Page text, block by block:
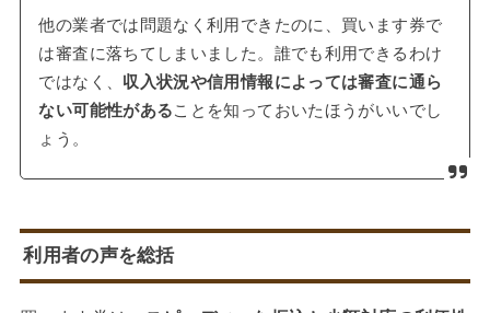
他の業者では問題なく利用できたのに、買います券で
は審査に落ちてしまいました。誰でも利用できるわけ
ではなく、 収入状況や信用情報によっては審査に通ら
ない可能性があることを知っておいたほうがいいでし
ょう。
利用者の声を総括